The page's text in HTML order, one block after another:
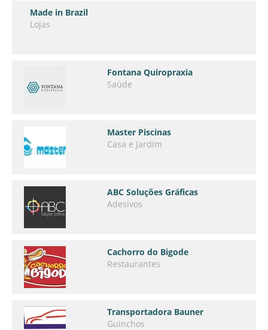
Made in Brazil
Lojas
Fontana Quiropraxia
Saúde
Master Piscinas
Casa e Jardim
ABC Soluções Gráficas
Adesivos
Cachorro do Bigode
Restaurantes
Transportadora Bauner
Guinchos